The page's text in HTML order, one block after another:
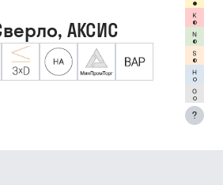
АКСИС
?